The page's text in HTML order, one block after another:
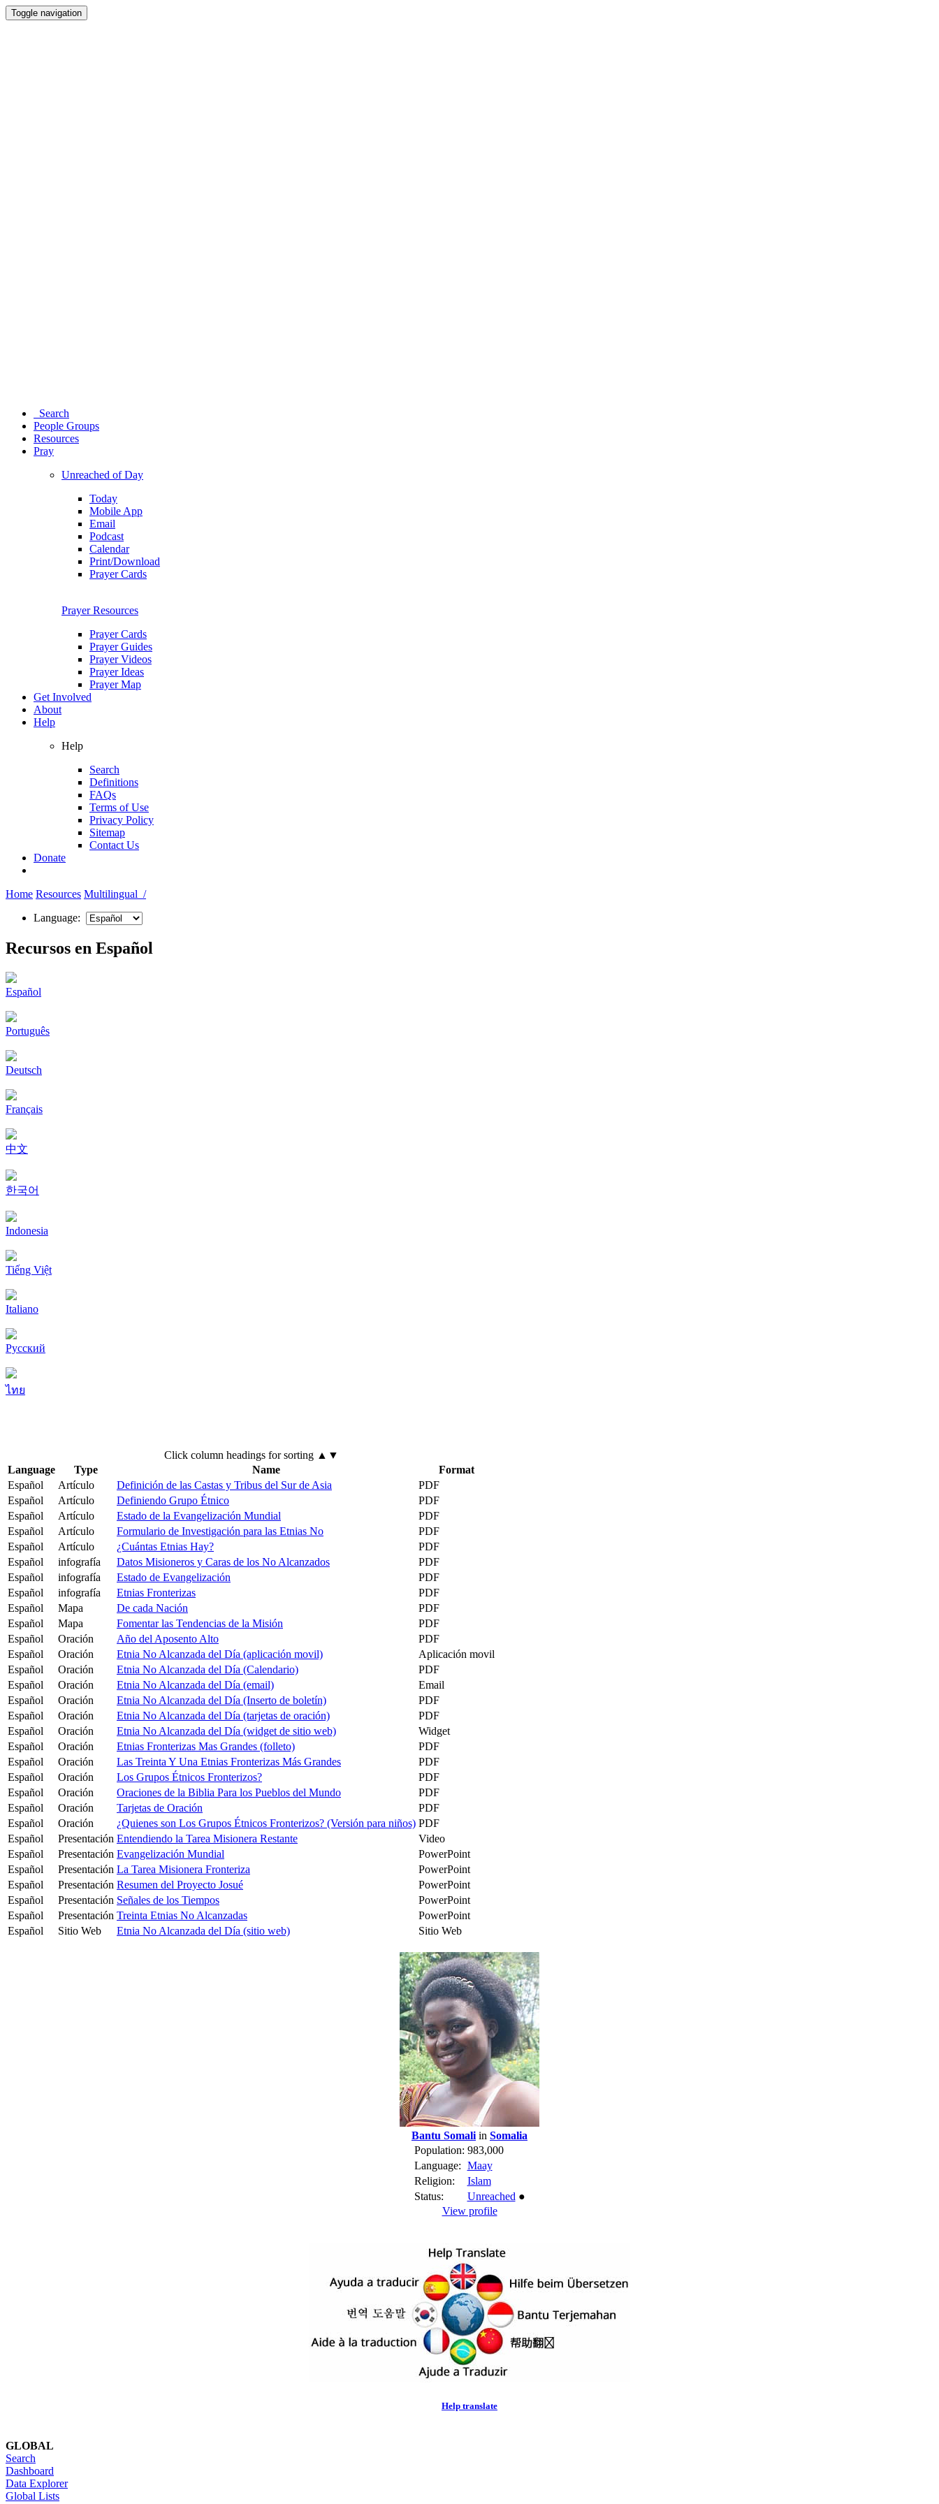
Toggle navigation
Search
People Groups
Resources
Pray
Unreached of Day
Today
Mobile App
Email
Podcast
Calendar
Print/Download
Prayer Cards
Prayer Resources
Prayer Cards
Prayer Guides
Prayer Videos
Prayer Ideas
Prayer Map
Get Involved
About
Help
Help
Search
Definitions
FAQs
Terms of Use
Privacy Policy
Sitemap
Contact Us
Donate
Home Resources Multilingual /
Language:
Recursos en Español
Español
Português
Deutsch
Français
中文
한국어
Indonesia
Tiếng Việt
Italiano
Pусский
ไทย
Click column headings for sorting▲▼
Language
Type Name
Format
Español
Artículo Definición de las Castas y Tribus del Sur de Asia
PDF
Español
Artículo Definiendo Grupo Étnico
PDF
Español
Artículo Estado de la Evangelización Mundial
PDF
Español
Artículo Formulario de Investigación para las Etnias No
PDF
Español
Artículo ¿Cuántas Etnias Hay?
PDF
Español
infografía Datos Misioneros y Caras de los No Alcanzados
PDF
Español
infografía Estado de Evangelización
PDF
Español
infografía Etnias Fronterizas
PDF
Español
Mapa De cada Nación
PDF
Español
Mapa Fomentar las Tendencias de la Misión
PDF
Español
Oración Año del Aposento Alto
PDF
Español
Oración Etnia No Alcanzada del Día (aplicación movil)
Aplicación movil
Español
Oración Etnia No Alcanzada del Día (Calendario)
PDF
Español
Oración Etnia No Alcanzada del Día (email)
Email
Español
Oración Etnia No Alcanzada del Día (Inserto de boletín)
PDF
Español
Oración Etnia No Alcanzada del Día (tarjetas de oración)
PDF
Español
Oración Etnia No Alcanzada del Día (widget de sitio web)
Widget
Español
Oración Etnias Fronterizas Mas Grandes (folleto)
PDF
Español
Oración Las Treinta Y Una Etnias Fronterizas Más Grandes
PDF
Español
Oración Los Grupos Étnicos Fronterizos?
PDF
Español
Oración Oraciones de la Biblia Para los Pueblos del Mundo
PDF
Español
Oración Tarjetas de Oración
PDF
Español
Oración ¿Quienes son Los Grupos Étnicos Fronterizos? (Versión para niños) PDF
Español
Presentación Entendiendo la Tarea Misionera Restante
Video
Español
Presentación Evangelización Mundial
PowerPoint
Español
Presentación La Tarea Misionera Fronteriza
PowerPoint
Español
Presentación Resumen del Proyecto Josué
PowerPoint
Español
Presentación Señales de los Tiempos
PowerPoint
Español
Presentación Treinta Etnias No Alcanzadas
PowerPoint
Español
Sitio Web Etnia No Alcanzada del Día (sitio web) Sitio Web
Bantu Somali in Somalia
Population: 983,000
Language: Maay
Religion:
Islam
Status:
Unreached ●
View profile
Help translate
GLOBAL
Search
Dashboard
Data Explorer
Global Lists